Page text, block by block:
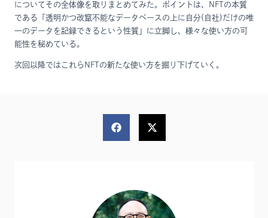
についてその全体像を取りまとめてみた。ポイントは、NFTの本質
である「透明かつ改竄不能なデータベースの上に自分(自社)だけの唯
一のデータを記録できるという性質」に立脚し、様々な使い方の可
能性を秘めている。
次回以降ではこれらNFTの新たな使い方を掘り下げていく。